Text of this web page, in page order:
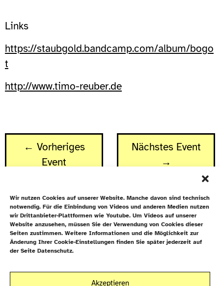
Wir nutzen Cookies auf unserer Website. Manche davon sind technisch
notwendig. Für die Einbindung von Videos und anderen Medien nutzen
wir Drittanbieter-Plattformen wie Youtube. Um Videos auf unserer
Website anzusehen, müssen Sie der Verwendung von Cookies dieser
Seiten zustimmen. Weitere Informationen und die Möglichkeit zur
Änderung Ihrer Cookie-Einstellungen finden Sie später jederzeit auf
der Seite Datenschutz.
Akzeptieren
Links
https://staubgold.bandcamp.com/album/bogo
t
http://www.timo-reuber.de
← Vorheriges
Event
Nächstes Event
→
Newsletter
Datenschutz
Cookie-Richtlinie (EU)Galiläakirche